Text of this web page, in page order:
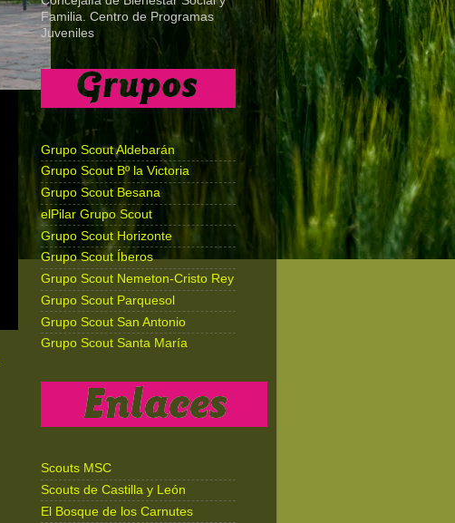
Familia. Centro de Programas
Juveniles
Grupo Scout Aldebarán
Grupo Scout Bº la Victoria
Grupo Scout Besana
elPilar Grupo Scout
Grupo Scout Horizonte
Grupo Scout Íberos
Grupo Scout Nemeton-Cristo Rey
Grupo Scout Parquesol
Grupo Scout San Antonio
Grupo Scout Santa María
Scouts MSC
Scouts de Castilla y León
El Bosque de los Carnutes